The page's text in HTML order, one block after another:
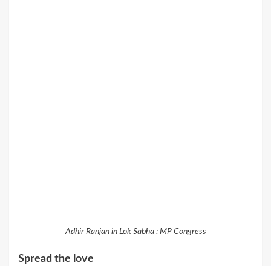
Adhir Ranjan in Lok Sabha : MP Congress
Spread the love